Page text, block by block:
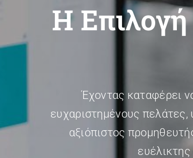
Η
Έχοντας καταφέρει
ευχαριστημένους πελάτες,
αξιόπιστος